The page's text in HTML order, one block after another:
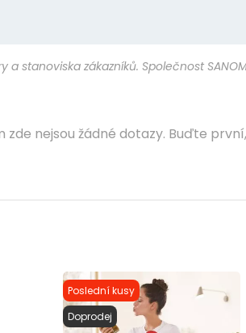
stanoviska zákazníků. Společnost
zde nejsou žádné dotazy. Buďte
Poslední kusy
Doprodej